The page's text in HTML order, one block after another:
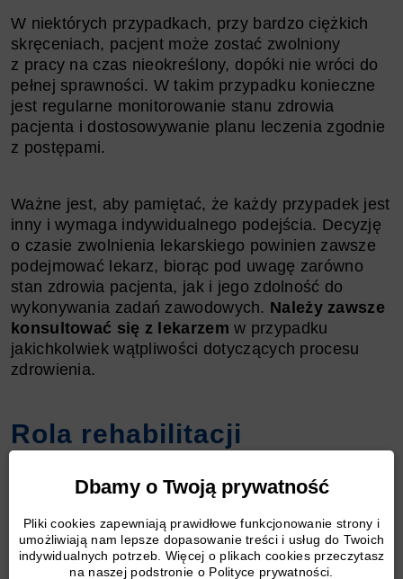
Dbamy o Twoją prywatność
Pliki cookies zapewniają prawidłowe funkcjonowanie strony i
umożliwiają nam lepsze dopasowanie treści i usług do Twoich
indywidualnych potrzeb. Więcej o plikach cookies przeczytasz
na naszej podstronie o Polityce prywatności.
W niektórych przypadkach, przy bardzo ciężkich
skręceniach, pacjent może zostać zwolniony
z pracy na czas nieokreślony, dopóki nie wróci do
pełnej sprawności. W takim przypadku konieczne
jest regularne monitorowanie stanu zdrowia
pacjenta i dostosowywanie planu leczenia zgodnie
z postępami.
Ważne jest, aby pamiętać, że każdy przypadek jest
inny i wymaga indywidualnego podejścia. Decyzję
o czasie zwolnienia lekarskiego powinien zawsze
podejmować lekarz, biorąc pod uwagę zarówno
stan zdrowia pacjenta, jak i jego zdolność do
wykonywania zadań zawodowych. Należy zawsze
konsultować się z lekarzem w przypadku
jakichkolwiek wątpliwości dotyczących procesu
zdrowienia.
Rola rehabilitacji
wpływ na czas trwania L4
Rehabilitacjajest nieodłącznym elementem